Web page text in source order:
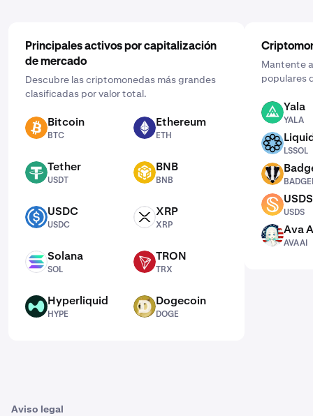
Principales activos por capitalización
de mercado
Descubre las criptomonedas más grandes
clasificadas por valor total.
BTC Bitcoin
BTC
ETH Ethereum
ETH
USDT Tether
USDT
BNB BNB
BNB
USDC USDC
USDC
XRP XRP
XRP
SOL Solana
SOL
TRX TRON
TRX
HYPE Hyperliquid
HYPE
DOGE Dogecoin
DOGE
Mantente
populares
YALA Yala
YALA
LSSOL
LSSOL
BADGER
USDS USDS
USDS
AVAAI Ava
AVAAI
Aviso legal